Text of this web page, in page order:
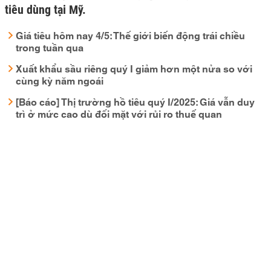
tiêu dùng tại Mỹ.
Giá tiêu hôm nay 4/5: Thế giới biến động trái chiều
trong tuần qua
Xuất khẩu sầu riêng quý I giảm hơn một nửa so với
cùng kỳ năm ngoái
[Báo cáo] Thị trường hồ tiêu quý I/2025: Giá vẫn duy
trì ở mức cao dù đối mặt với rủi ro thuế quan